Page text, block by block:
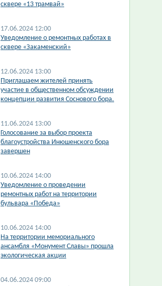
сквере «13 трамвай»
17.06.2024 12:00
Уведомление о ремонтных работах в
сквере «Закаменский»
12.06.2024 13:00
Приглашаем жителей принять
участие в общественном обсуждении
концепции развития Соснового бора.
11.06.2024 13:00
Голосование за выбор проекта
благоустройства Инюшенского бора
завершен
10.06.2024 14:00
​Уведомление о проведении
ремонтных работ на территории
бульвара «Победа»
10.06.2024 14:00
​На территории мемориального
ансамбля «Монумент Славы» прошла
экологическая акции
04.06.2024 09:00